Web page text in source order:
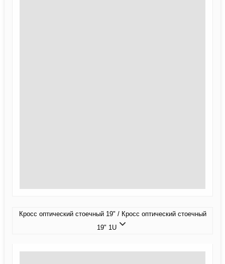
Кросс оптический стоечный 19" / Кросс оптический стоечный
19" 1U